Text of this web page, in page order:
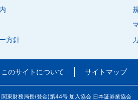
方針
このサイトについて サイトマップ
東財務局長(登金)第44号 加入協会 日本証券業協会